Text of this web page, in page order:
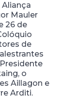
Mauler
26 de
de
o
Aillagon e
Arditi.